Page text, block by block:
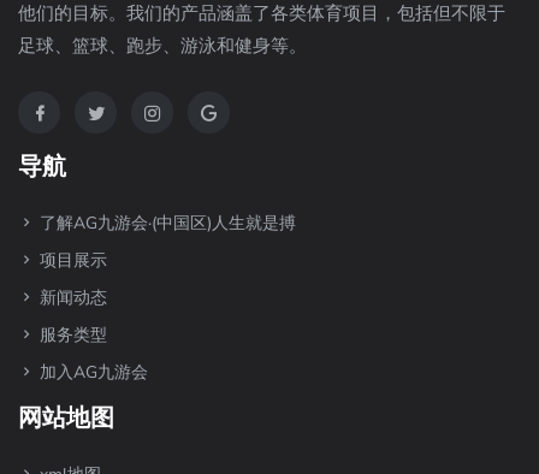
他们的目标。我们的产品涵盖了各类体育项目，包括但不限于
足球、篮球、跑步、游泳和健身等。
导航
了解AG九游会·(中国区)人生就是搏
项目展示
新闻动态
服务类型
加入AG九游会
网站地图